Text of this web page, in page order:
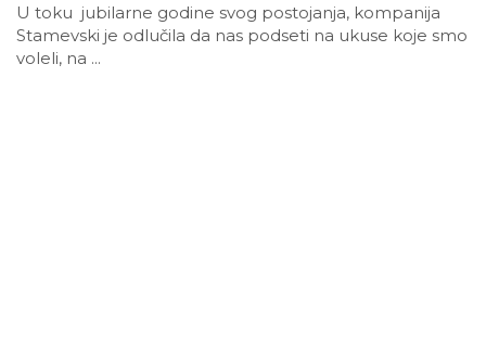
U toku jubilarne godine svog postojanja, kompanija
Stamevski je odlučila da nas podseti na ukuse koje smo
voleli, na ...